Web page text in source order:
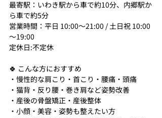
最寄駅：いわき駅から車で約10分、内郷駅か
ら車で約5分
営業時間：平日 10:00～21:00 / 土日祝 10:00
～19:00
定休日:不定休
🍀 こんな方におすすめ
・慢性的な肩こり・首こり・腰痛・頭痛
・猫背・反り腰・巻き肩など姿勢改善
・産後の骨盤矯正・産後整体
・小顔・美容・姿勢も整えたい方